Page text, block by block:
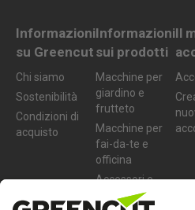
Informazioni
su Greencut
Chi siamo
Sostenibilità
Condizioni di
acquisto
Informazioni
sui prodotti
Macchine per
giardino e
frutteto
Macchine per
fai-da-te e
officina
Accessori e
ricambi
Il